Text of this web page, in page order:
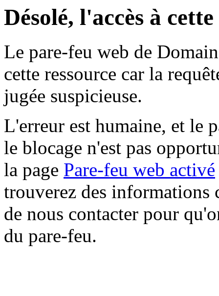
Désolé, l'accès à
Le pare-feu web de
cette ressource car la
jugée suspicieuse.
L'erreur est humaine, et le
le blocage n'est pas
la page Pare-feu web activé
trouverez des informations
de nous contacter pour
du pare-feu.